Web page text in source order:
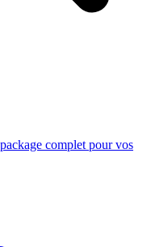
complet pour vos